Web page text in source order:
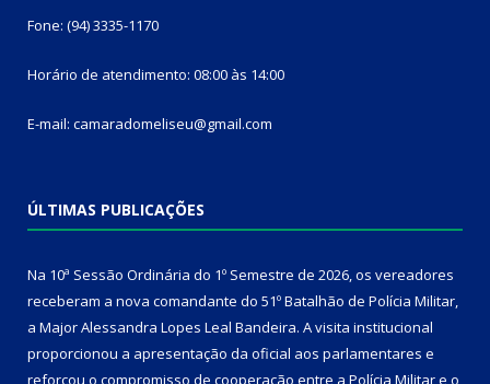
Fone: (94) 3335-1170
Horário de atendimento: 08:00 às 14:00
E-mail: camaradomeliseu@gmail.com
ÚLTIMAS PUBLICAÇÕES
Na 10ª Sessão Ordinária do 1º Semestre de 2026, os vereadores
receberam a nova comandante do 51º Batalhão de Polícia Militar,
a Major Alessandra Lopes Leal Bandeira. A visita institucional
proporcionou a apresentação da oficial aos parlamentares e
reforçou o compromisso de cooperação entre a Polícia Militar e o